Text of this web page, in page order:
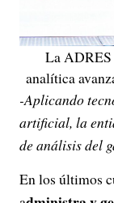
La
analítica
-Aplicando
artificial, la
de análisis del
En los últimos